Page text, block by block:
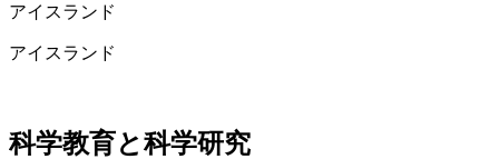
アイスランド
アイスランド
科学教育と科学研究